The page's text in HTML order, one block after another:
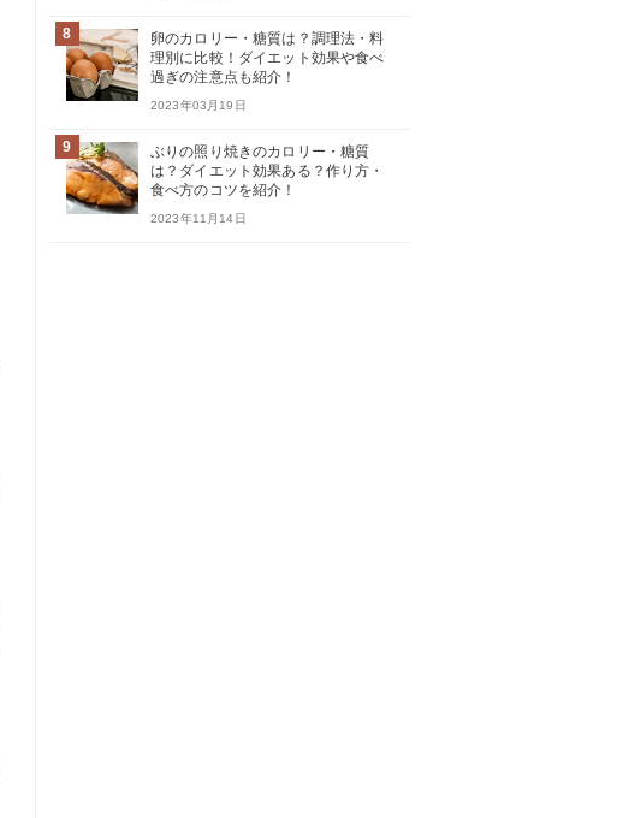
8
卵のカロリー・糖質は？調理法・料
理別に比較！ダイエット効果や食べ
過ぎの注意点も紹介！
2023年03月19日
9
ぶりの照り焼きのカロリー・糖質
は？ダイエット効果ある？作り方・
食べ方のコツを紹介！
2023年11月14日